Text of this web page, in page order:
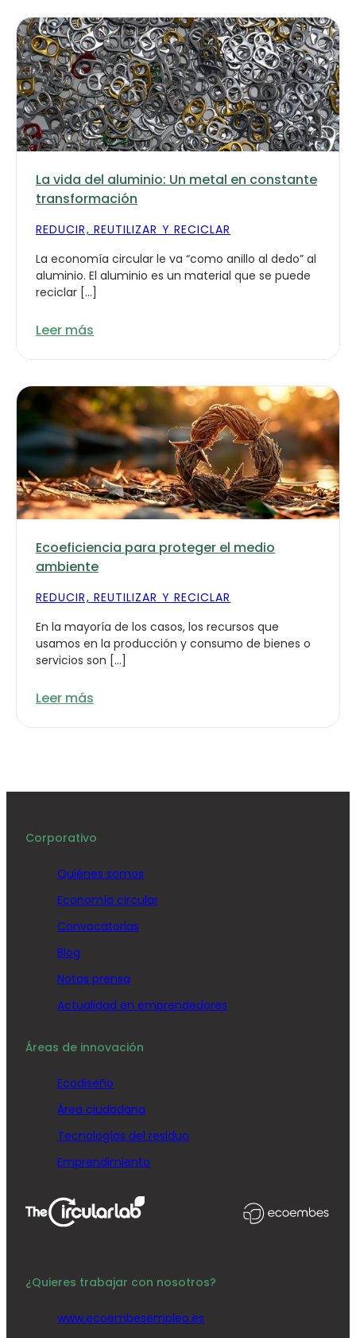
La vida del aluminio: Un metal en constante
transformación
REDUCIR, REUTILIZAR Y RECICLAR
La economía circular le va “como anillo al dedo” al
aluminio. El aluminio es un material que se puede
reciclar […]
Leer más
Ecoeficiencia para proteger el medio
ambiente
REDUCIR, REUTILIZAR Y RECICLAR
En la mayoría de los casos, los recursos que
usamos en la producción y consumo de bienes o
servicios son […]
Leer más
Corporativo
Quiénes somos
Economía circular
Convocatorias
Blog
Notas prensa
Actualidad en emprendedores
Áreas de innovación
Ecodiseño
Área ciudadana
Tecnologías del residuo
Emprendimiento
¿Quieres trabajar con nosotros?
www.ecoembesempleo.es